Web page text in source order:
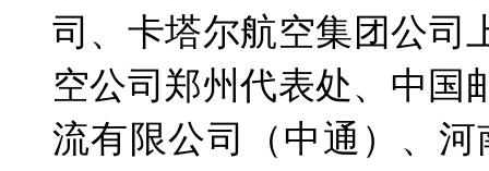
司、卡塔尔航空集团公司
空公司郑州代表处、中国
流有限公司（中通）、